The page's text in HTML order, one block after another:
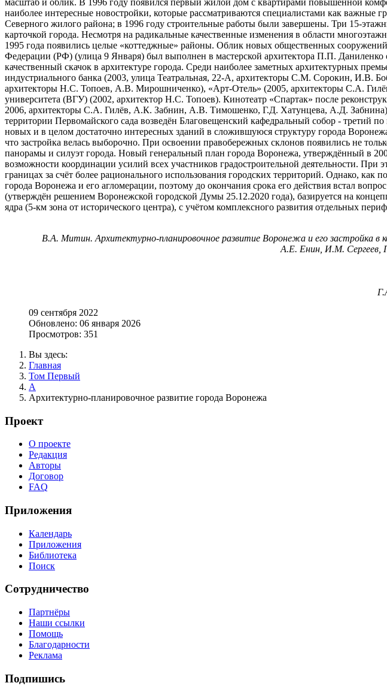
наиболее интересные новостройки, которые рассматриваются специалистами как важные
Северного жилого района; в 1996 году строительные работы были завершены. Три 15-
карточкой города. Несмотря на радикальные качественные изменения в области
1995 года появились целые «коттеджные» районы. Облик новых общественных
Федерации (РФ) (улица 9 Января) был выполнен в мастерской архитектора П.П.
качественный скачок в архитектуре города. Среди наиболее заметных архитектурных
индустриального банка (2003, улица Театральная, 22-А, архитекторы С.М. Сорокин, И.В.
архитекторы Н.С. Топоев, А.В. Мирошниченко), «Арт-Отель» (2005, архитекторы С.А.
университета (ВГУ) (2002, архитектор Н.С. Топоев). Кинотеатр «Спартак» после
2006, архитекторы С.А. Гилёв, А.К. Забнин, А.В. Тимошенко, Г.Д. Хатунцева, А.Д.
территории Первомайского сада возведён Благовещенский кафедральный собор -
новых и в целом достаточно интересных зданий в сложившуюся структуру города
что застройка велась выборочно. При освоении правобережных склонов появились не
панорамы и силуэт города. Новый генеральный план города Воронежа, утверждённый в
возможности координации усилий всех участников градостроительной деятельности.
границах за счёт более рационального использования городских территорий. Однако,
города Воронежа и его агломерации, поэтому до окончания срока его действия встал
(утверждён решением Воронежской городской Думы 25.12.2020 года), базируется на
ядра (5-км зона от исторического центра), с учётом комплексного развития отдельных
В.А. Митин. Архитектурно-планировочное развитие Воронежа и его застройка
А.Е. Енин, И.М. Сергеев,
09 сентября 2022
Обновлено: 06 января 2026
Просмотров: 351
Вы здесь:
Главная
Том Первый
А
Архитектурно-планировочное развитие города Воронежа
Проект
О проекте
Редакция
Авторы
Договор
FAQ
Приложения
Календарь
Приложения
Библиотека
Поиск
Сотрудничество
Партнёры
Наши ссылки
Помощь
Благодарности
Реклама
Подпишись